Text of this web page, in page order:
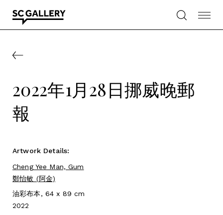
content
2022年1月28日挪威晚郵
報
Artwork Details:
Cheng Yee Man, Gum
鄭怡敏 (阿金)
油彩布本, 64 x 89 cm
2022